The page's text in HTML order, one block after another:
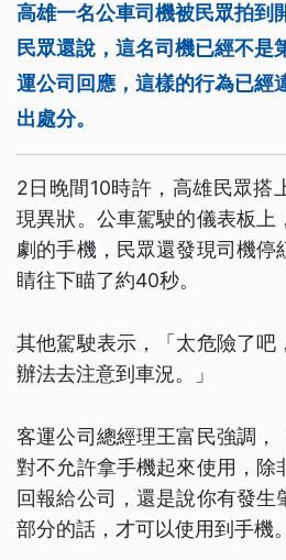
高雄一名公車司機被民眾拍到
民眾還說，這名司機已經不是
運公司回應，這樣的行為已經
出處分。
2日晚間10時許，高雄民眾搭
現異狀。公車駕駛的儀表板上
劇的手機，民眾還發現司機停
睛往下瞄了約40秒。
其他駕駛表示，「太危險了吧
辦法去注意到車況。」
客運公司總經理王富民強調，
對不允許拿手機起來使用，除
回報給公司，還是說你有發生
部分的話，才可以使用到手機